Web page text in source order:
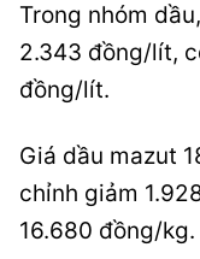
Trong nhóm
2.343 đồng/lít,
đồng/lít.
Giá dầu mazut
chỉnh giảm
16.680 đồng/kg.